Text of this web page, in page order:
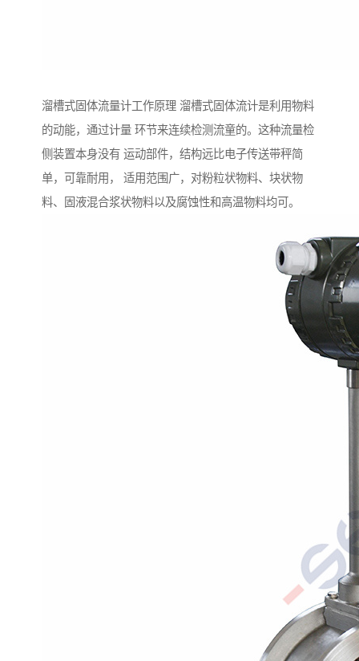
溜槽式固体流量计工作原理 溜槽式固体流计是利用物料
的动能，通过计量 环节来连续检测流童的。这种流量检
侧装置本身没有 运动部件，结构远比电子传送带秤简
单，可靠耐用， 适用范围广，对粉粒状物料、块状物
料、固液混合浆状物料以及腐蚀性和高温物料均可。